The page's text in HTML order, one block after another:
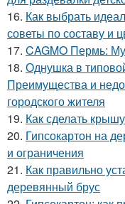
16. Как выбрать
советы по составу и
17. CAGMO Пермь:
18. Однушка в
Преимущества и
городского жителя
19. Как сделать
20. Гипсокартон на
и ограничения
21. Как правильно
деревянный брус